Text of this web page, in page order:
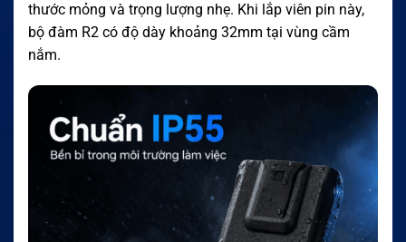
thước mỏng và trọng lượng nhẹ. Khi lắp viên pin này,
bộ đàm R2 có độ dày khoảng 32mm tại vùng cầm
nắm.